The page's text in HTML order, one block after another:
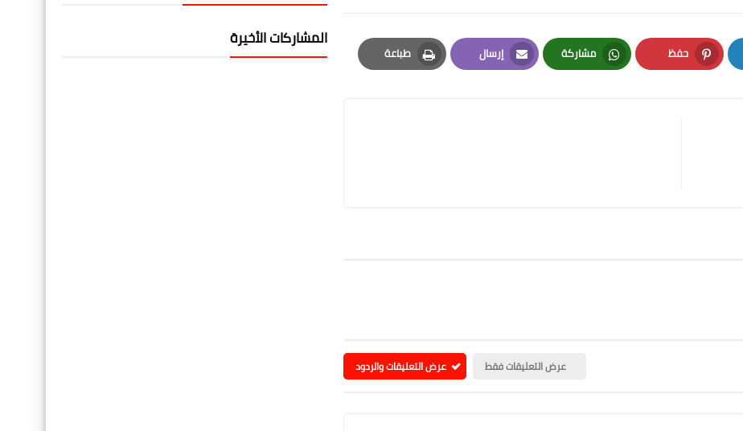
حفظ
Pinterest
مشاركة
Whatsapp
إرسال
Email
طباعة
Print
عرض التعليقات فقط عرض التعليقات والردود
المشاركات الأخيرة